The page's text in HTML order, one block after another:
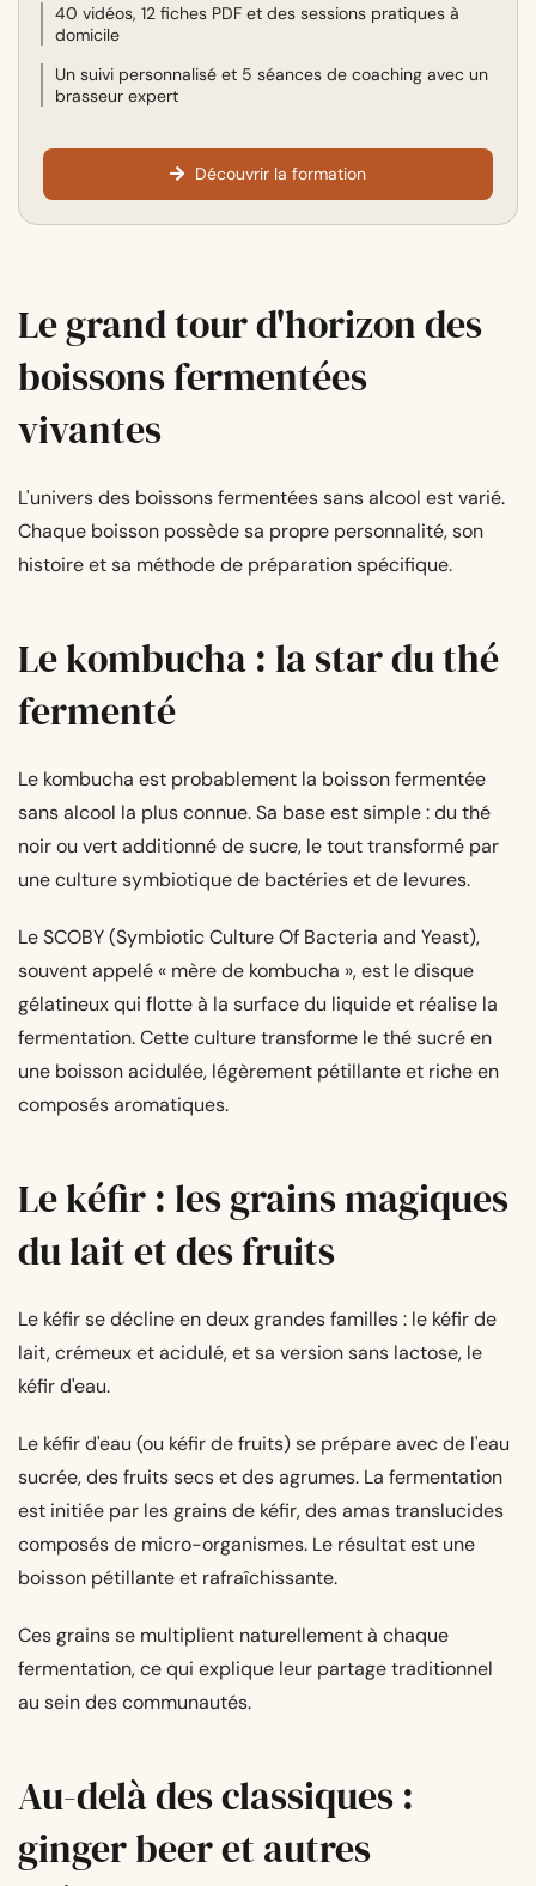
40 vidéos, 12 fiches PDF et des sessions pratiques à
domicile
Un suivi personnalisé et 5 séances de coaching avec un
brasseur expert
Découvrir la formation
Le grand tour d'horizon des
boissons fermentées
vivantes
L'univers des boissons fermentées sans alcool est varié.
Chaque boisson possède sa propre personnalité, son
histoire et sa méthode de préparation spécifique.
Le kombucha : la star du thé
fermenté
Le kombucha est probablement la boisson fermentée
sans alcool la plus connue. Sa base est simple : du thé
noir ou vert additionné de sucre, le tout transformé par
une culture symbiotique de bactéries et de levures.
Le SCOBY (Symbiotic Culture Of Bacteria and Yeast),
souvent appelé « mère de kombucha », est le disque
gélatineux qui flotte à la surface du liquide et réalise la
fermentation. Cette culture transforme le thé sucré en
une boisson acidulée, légèrement pétillante et riche en
composés aromatiques.
Le kéfir : les grains magiques
du lait et des fruits
Le kéfir se décline en deux grandes familles : le kéfir de
lait, crémeux et acidulé, et sa version sans lactose, le
kéfir d'eau.
Le kéfir d'eau (ou kéfir de fruits) se prépare avec de l'eau
sucrée, des fruits secs et des agrumes. La fermentation
est initiée par lesgrains de kéfir, des amas translucides
composés de micro-organismes. Le résultat est une
boisson pétillante et rafraîchissante.
Ces grains se multiplient naturellement à chaque
fermentation, ce qui explique leur partage traditionnel
au sein des communautés.
Au-delà des classiques :
ginger beer et autres